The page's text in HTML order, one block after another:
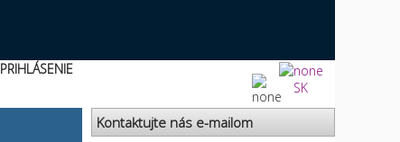
PRIHLÁSENIE
SK
Kontaktujte nás e-mailom